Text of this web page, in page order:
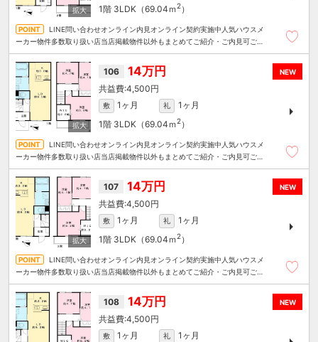
1階 3LDK（69.04ｍ 2）
LINE問い合わせオンライン内見オンライン契約実施中人気ハウスメ
ーカー物件多数取り扱い店当店掲載物件以外もまとめてご紹介・ご内見可ご予
NEW
106 14万円
4,500円
敷 1ヶ月 礼
1ヶ月
1階 3LDK（69.04ｍ 2）
LINE問い合わせオンライン内見オンライン契約実施中人気ハウスメ
ーカー物件多数取り扱い店当店掲載物件以外もまとめてご紹介・ご内見可ご予
NEW
107 14万円
4,500円
敷 1ヶ月 礼
1ヶ月
1階 3LDK（69.04ｍ 2）
LINE問い合わせオンライン内見オンライン契約実施中人気ハウスメ
ーカー物件多数取り扱い店当店掲載物件以外もまとめてご紹介・ご内見可ご予
NEW
108 14万円
4,500円
敷 1ヶ月 礼
1ヶ月